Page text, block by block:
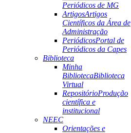
Periódicos de MG
ArtigosArtigos
Científicos da Área de
Administração
PeriódicosPortal de
Periódicos da Capes
Biblioteca
Minha
BibliotecaBiblioteca
Virtual
RepositórioProdução
científica e
institucional
NEEC
Orientações e